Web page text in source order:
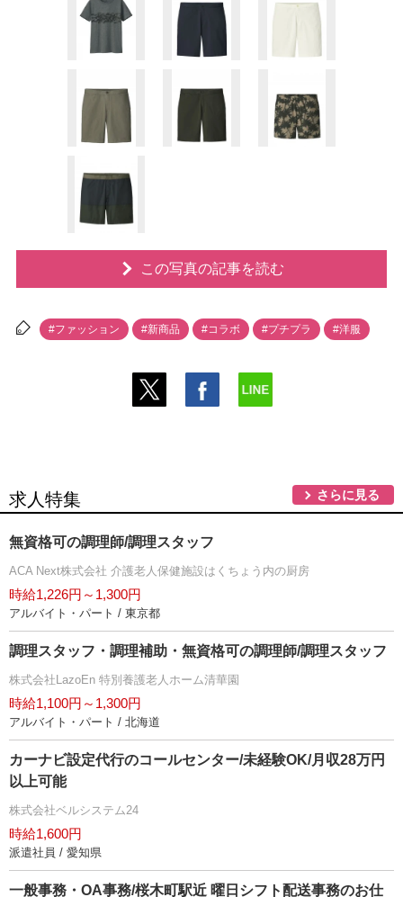
この写真の記事を読む
#ファッション #新商品 #コラボ #プチプラ #洋服
求人特集 さらに見る
無資格可の調理師/調理スタッフ
ACA Next株式会社 介護老人保健施設はくちょう内の厨房
時給1,226円～1,300円
アルバイト・パート / 東京都
調理スタッフ・調理補助・無資格可の調理師/調理スタッフ
株式会社LazoEn 特別養護老人ホーム清華園
時給1,100円～1,300円
アルバイト・パート / 北海道
カーナビ設定代行のコールセンター/未経験OK/月収28万円
以上可能
株式会社ベルシステム24
時給1,600円
派遣社員 / 愛知県
一般事務・OA事務/桜木町駅近 曜日シフト配送事務のお仕